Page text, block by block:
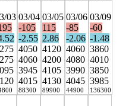
03 03/04
-105
-2.55
4050
4060
3945
4015
88300
03/05
115
2.86
4120
4200
4105
4130
89900
03/06
-85
-2.06
4060
4080
3990
4045
44900
03/09
-60
-1.48
3860
4010
3850
3985
136300